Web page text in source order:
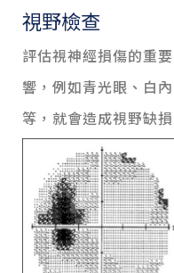
視野檢查
評估視神經損傷的重
響，例如青光眼、白
等，就會造成視野缺損